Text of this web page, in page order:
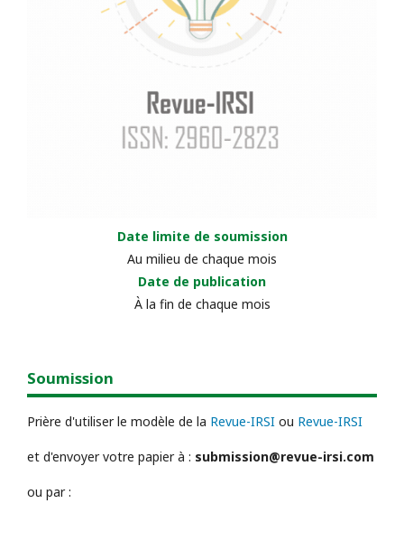
Date limite de soumission
Au milieu de chaque mois
Date de publication
À la fin de chaque mois
Soumission
Prière d'utiliser le modèle de la Revue-IRSI ou Revue-IRSI
et d'envoyer votre papier à : submission@revue-irsi.com
ou par :